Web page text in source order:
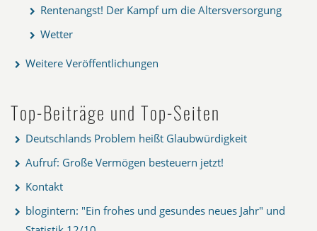
Rentenangst! Der Kampf um die Altersversorgung
Wetter
Weitere Veröffentlichungen
Top-Beiträge und Top-Seiten
Deutschlands Problem heißt Glaubwürdigkeit
Aufruf: Große Vermögen besteuern jetzt!
Kontakt
blogintern: "Ein frohes und gesundes neues Jahr" und